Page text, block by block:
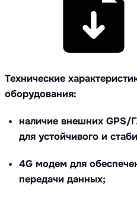
Технические
оборудования:
наличие внешних
для устойчивого и
4G модем для
передачи данных;